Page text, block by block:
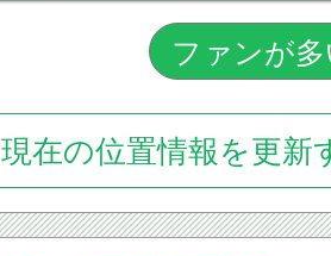
現在の位置情報を更新